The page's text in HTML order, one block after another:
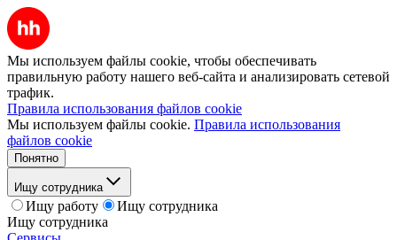
Мы используем файлы cookie, чтобы обеспечивать
правильную работу нашего веб-сайта и анализировать сетевой
трафик.
Правила использования файлов cookie
Мы используем файлы cookie. Правила использования
файлов cookie
Понятно
Ищу сотрудника
Ищу работу
Ищу сотрудника
Ищу сотрудника